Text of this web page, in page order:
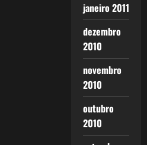
janeiro 2011
dezembro
2010
novembro
2010
outubro
2010